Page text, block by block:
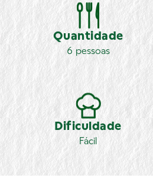
Quantidade
6 pessoas
Dificuldade
Fácil